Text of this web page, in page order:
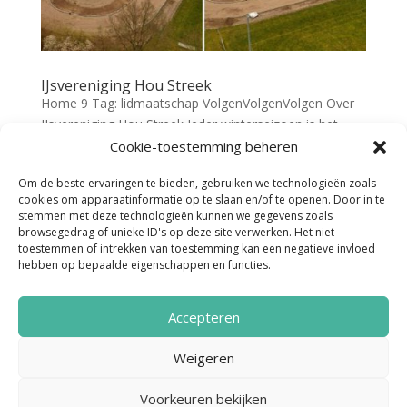
Cookie-toestemming beheren
Om de beste ervaringen te bieden, gebruiken we technologieën zoals
cookies om apparaatinformatie op te slaan en/of te openen. Door in te
stemmen met deze technologieën kunnen we gegevens zoals
browsegedrag of unieke ID's op deze site verwerken. Het niet
toestemmen of intrekken van toestemming kan een negatieve invloed
hebben op bepaalde eigenschappen en functies.
Accepteren
Weigeren
Voorkeuren bekijken
IJsvereniging Hou Streek
Home 9 Tag: lidmaatschap VolgenVolgenVolgen Over
IJsvereniging Hou Streek Ieder winterseizoen is het
weer afwachten of de schaatsen uit het vet kunnen….
of dat wel of niet gaat lukken. Via hun
eigen Facebook...
Realisatie:Media Totaal Noord